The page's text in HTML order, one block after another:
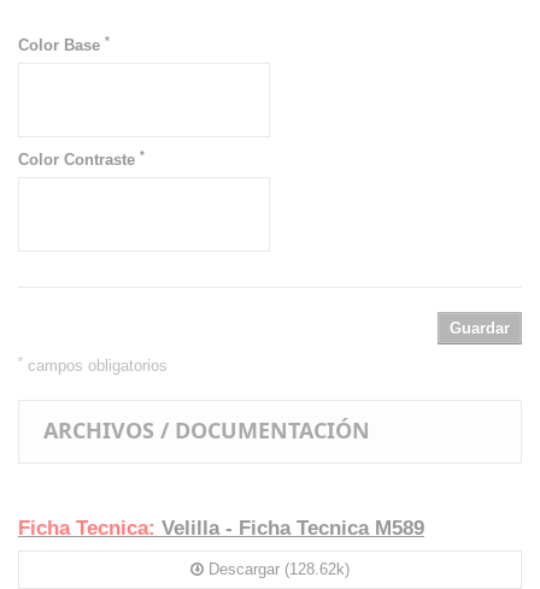
Color Base *
Color Contraste *
Guardar
* campos obligatorios
ARCHIVOS / DOCUMENTACIÓN
Ficha Tecnica: Velilla - Ficha Tecnica M589
Descargar (128.62k)